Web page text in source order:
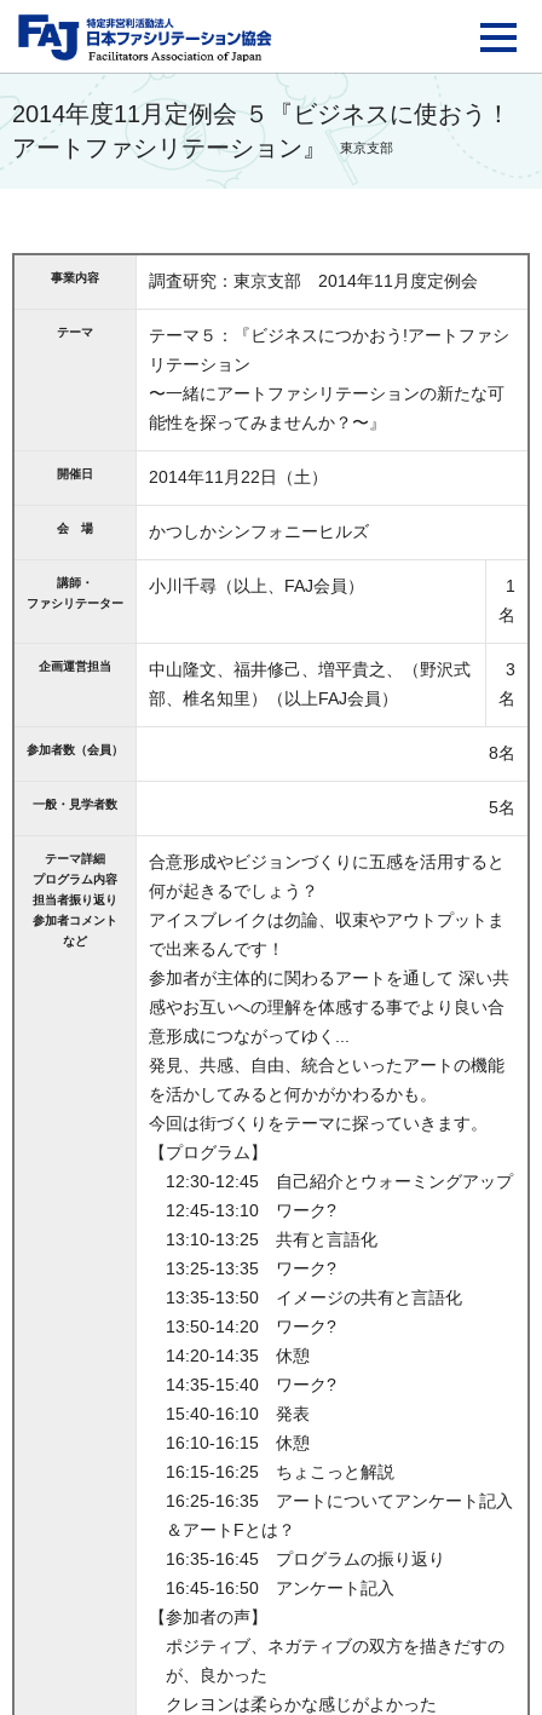
FAJ：特定非営利活動
2014年度11月定例会 ５『ビジネスに使おう！
アートファシリテーション』
東京支部
事業内容 調査研究：東京支部 2014年11月度定例会
テーマ
テーマ５：『ビジネスにつかおう!アートファシ
リテーション
〜一緒にアートファシリテーションの新たな可
能性を探ってみませんか？〜』
開催日 2014年11月22日（土）
会 場 かつしかシンフォニーヒルズ
講師・
ファシリテーター
小川千尋（以上、FAJ会員）
1
名
企画運営担当
中山隆文、福井修己、増平貴之、（野沢式
部、椎名知里）（以上FAJ会員）
3
名
参加者数（会員） 8名
一般・見学者数 5名
テーマ詳細
プログラム内容
担当者振り返り
参加者コメント
など
合意形成やビジョンづくりに五感を活用すると
何が起きるでしょう？
アイスブレイクは勿論、収束やアウトプットま
で出来るんです！
参加者が主体的に関わるアートを通して 深い共
感やお互いへの理解を体感する事でより良い合
意形成につながってゆく...
発見、共感、自由、統合といったアートの機能
を活かしてみると何かがかわるかも。
今回は街づくりをテーマに探っていきます。
【プログラム】
12:30‐12:45 自己紹介とウォーミングアップ
12:45‐13:10 ワーク?
13:10‐13:25 共有と言語化
13:25‐13:35 ワーク?
13:35‐13:50 イメージの共有と言語化
13:50‐14:20 ワーク?
14:20‐14:35 休憩
14:35‐15:40 ワーク?
15:40‐16:10 発表
16:10‐16:15 休憩
16:15‐16:25 ちょこっと解説
16:25‐16:35 アートについてアンケート記入
＆アートFとは？
16:35‐16:45 プログラムの振り返り
16:45‐16:50 アンケート記入
【参加者の声】
ポジティブ、ネガティブの双方を描きだすの
が、良かった
クレヨンは柔らかな感じがよかった